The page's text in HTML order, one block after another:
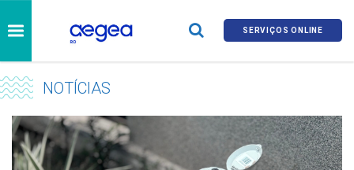
SERVIÇOS ONLINE
NOTÍCIAS